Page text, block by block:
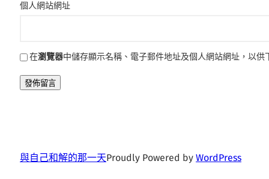
個人網站網址
在瀏覽器中儲存顯示名稱、電子郵件地址及個人網站網址，以供
與自己和解的那一天Proudly Powered by WordPress